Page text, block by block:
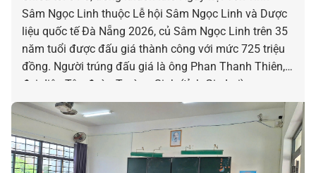
Sâm Ngọc Linh thuộc Lễ hội Sâm Ngọc Linh và Dược
liệu quốc tế Đà Nẵng 2026, củ Sâm Ngọc Linh trên 35
năm tuổi được đấu giá thành công với mức 725 triệu
đồng. Người trúng đấu giá là ông Phan Thanh Thiên,
đại diện Tập đoàn Trường Sinh (tỉnh Gia Lai).